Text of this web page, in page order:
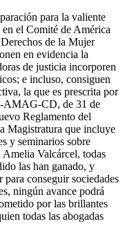
para la valiente
el Comité de América
de la Mujer
en evidencia la
de justicia incorporen
e incluso, consiguen
la que es prescrita por
AMAG-CD, de 31 de
Reglamento del
Magistratura que incluye
y seminarios sobre
Valcárcel, todas
las han ganado, y
conseguir sociedades
ningún avance podrá
por las brillantes
todas las abogadas